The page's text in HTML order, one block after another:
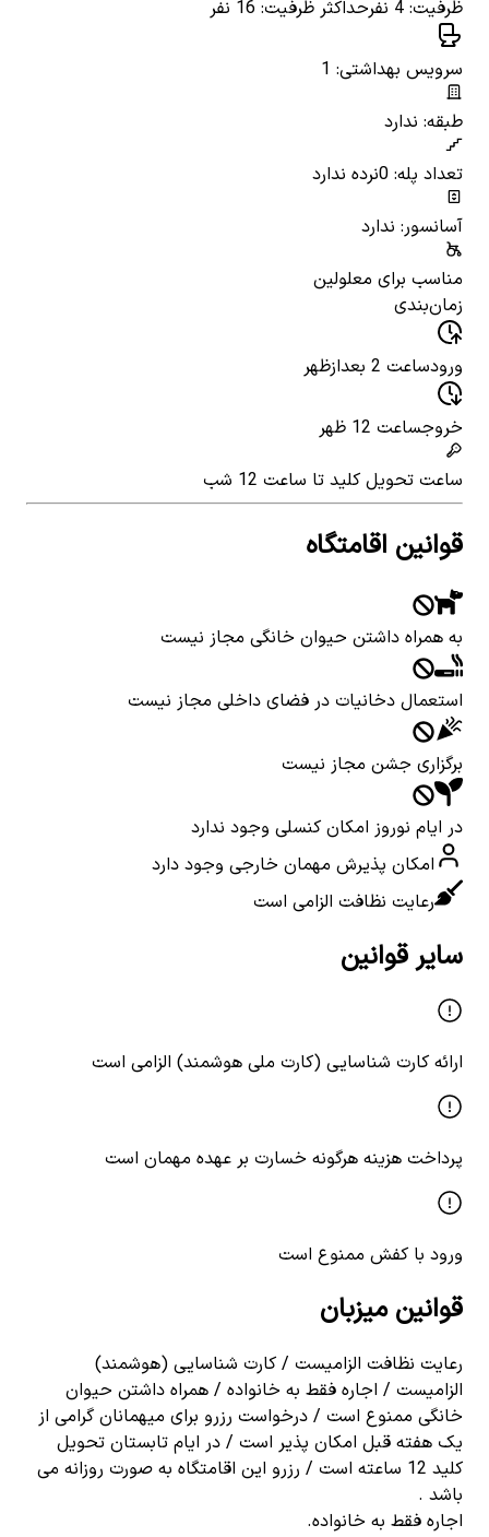
ظرفیت: 4 نفر حداکثر ظرفیت: 16 نفر
سرویس بهداشتی: 1
طبقه: ندارد
تعداد پله: 0
نرده ندارد
آسانسور: ندارد
مناسب برای معلولین
زمان‌بندی
ورودساعت 2 بعدازظهر
خروجساعت 12 ظهر
ساعت تحویل کلید تا ساعت 12 شب
قوانین اقامتگاه
به همراه داشتن حیوان خانگی مجاز نیست
استعمال دخانیات در فضای داخلی مجاز نیست
برگزاری جشن مجاز نیست
در ایام نوروز امکان کنسلی وجود ندارد
امکان پذیرش مهمان خارجی وجود دارد
رعایت نظافت الزامی است
سایر قوانین
ارائه کارت شناسایی (کارت ملی هوشمند) الزامی است
پرداخت هزینه هرگونه خسارت بر عهده مهمان است
ورود با کفش ممنوع است
قوانین میزبان
رعایت نظافت الزامیست / کارت شناسایی (هوشمند)
الزامیست / اجاره فقط به خانواده / همراه داشتن حیوان
خانگی ممنوع است / درخواست رزرو برای میهمانان گرامی از
یک هفته قبل امکان پذیر است / در ایام تابستان تحویل
کلید 12 ساعته است / رزرو این اقامتگاه به صورت روزانه می
باشد .
اجاره فقط به خانواده.